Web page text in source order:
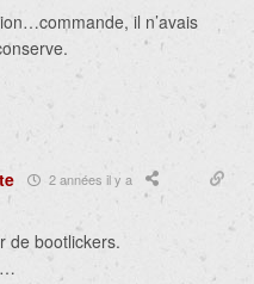
il n’avais
2 années il y a
de bootlickers.